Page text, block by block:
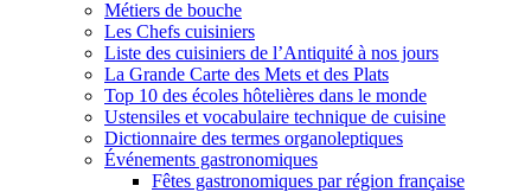
Métiers de bouche
Les Chefs cuisiniers
Liste des cuisiniers de l’Antiquité à nos jours
La Grande Carte des Mets et des Plats
Top 10 des écoles hôtelières dans le monde
Ustensiles et vocabulaire technique de cuisine
Dictionnaire des termes organoleptiques
Événements gastronomiques
Fêtes gastronomiques par région française